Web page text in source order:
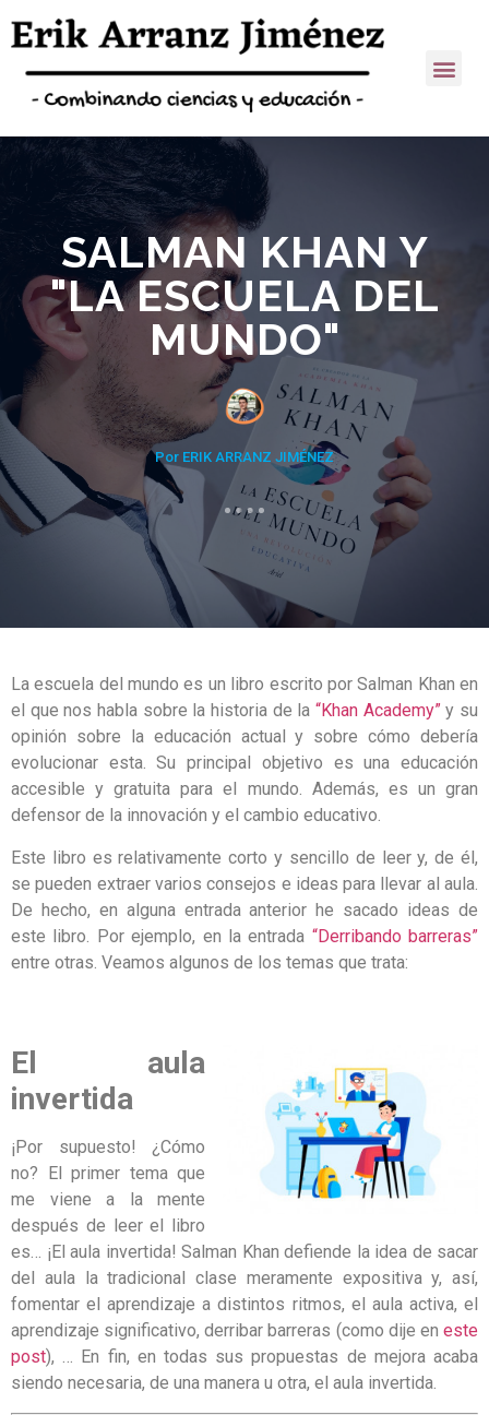
SALMAN KHAN Y
"LA ESCUELA DEL
MUNDO"
Por ERIK ARRANZ JIMÉNEZ
La escuela del mundo es un libro escrito por Salman Khan en
el que nos habla sobre la historia de la “Khan Academy”y su
opinión sobre la educación actual y sobre cómo debería
evolucionar esta. Su principal objetivo es una educación
accesible y gratuita para el mundo. Además, es un gran
defensor de la innovación y el cambio educativo.
Este libro es relativamente corto y sencillo de leer y, de él,
se pueden extraer varios consejos e ideas para llevar al aula.
De hecho, en alguna entrada anterior he sacado ideas de
este libro. Por ejemplo, en la entrada “Derribando barreras”
entre otras. Veamos algunos de los temas que trata:
El aula
invertida
¡Por supuesto! ¿Cómo
no? El primer tema que
me viene a la mente
después de leer el libro
es… ¡El aula invertida! Salman Khan defiende la idea de sacar
del aula la tradicional clase meramente expositiva y, así,
fomentar el aprendizaje a distintos ritmos, el aula activa, el
aprendizaje significativo, derribar barreras (como dije en este
post), … En fin, en todas sus propuestas de mejora acaba
siendo necesaria, de una manera u otra, el aula invertida.